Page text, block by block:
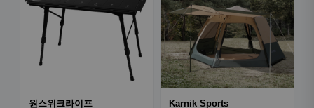
원스위크라이프 Karnik Sports